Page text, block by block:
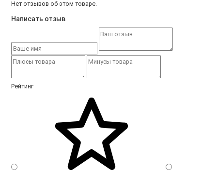
Нет отзывов об этом товаре.
Написать отзыв
Рейтинг